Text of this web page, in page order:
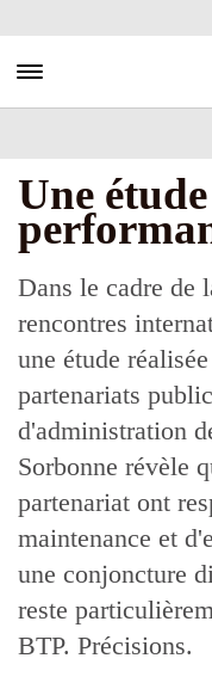
au
principal
Toggle navigation
Une
Dans le cadre de
rencontres
une étude
partenariats
d'administration
Sorbonne révèle
partenariat ont
maintenance et
une conjoncture
reste
BTP. Précisions.